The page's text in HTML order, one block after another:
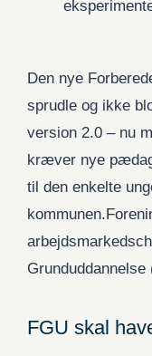
Den nye
sprudle og ikke
version 2.0 – nu
kræver nye
til den enkelte
FGU skal